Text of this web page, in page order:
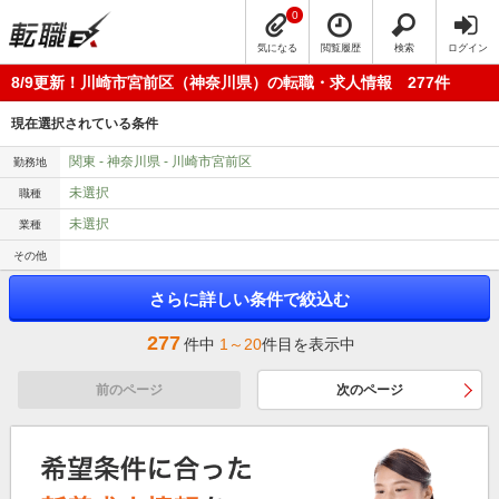
気になる
0
閲覧履歴 検索 ログイン
8/9更新！川崎市宮前区（神奈川県）の転職・求人情報 277件
現在選択されている条件
勤務地 関東 - 神奈川県 - 川崎市宮前区
職種 未選択
業種 未選択
その他
さらに詳しい条件で絞込む
277件中 1～20件目を表示中
前のページ 次のページ